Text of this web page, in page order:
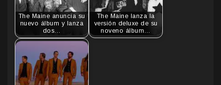
The Maine anuncia su
nuevo álbum y lanza
dos…
The Maine lanza la
versión deluxe de su
noveno álbum…